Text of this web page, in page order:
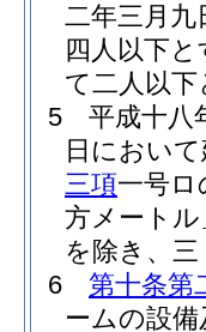
二年三月
四人以下
て二人以
5
平成十八
日におい
三項一号ロ
方メート
を除き、
6
第十条第
ームの設